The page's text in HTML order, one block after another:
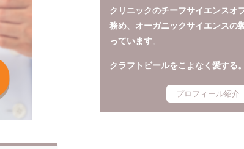
クリニックのチーフサイエンスオ
務め、オーガニックサイエンスの
っています。
クラフトビールをこよなく愛する。
プロフィール紹介